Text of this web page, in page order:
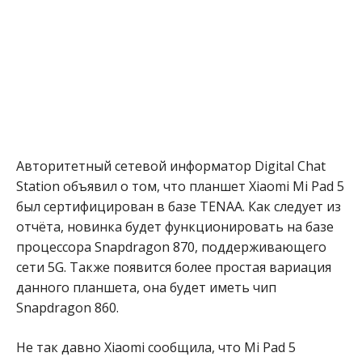
Авторитетный сетевой информатор Digital Chat
Station объявил о том, что планшет Xiaomi Mi Pad 5
был сертифицирован в базе TENAA. Как следует из
отчёта, новинка будет функционировать на базе
процессора Snapdragon 870, поддерживающего
сети 5G. Также появится более простая вариация
данного планшета, она будет иметь чип
Snapdragon 860.
Не так давно Xiaomi сообщила, что Mi Pad 5